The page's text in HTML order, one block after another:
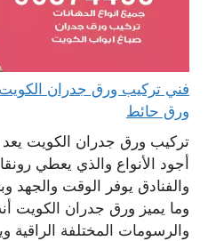
ورق حائط
تركيب ورق جدران الكويت
أجود الأنواع والذي يعطي
والفنادق يوفر الوقت والجهد
وما يميز ورق جدران الكويت
والرسومات المختلفة الراقية